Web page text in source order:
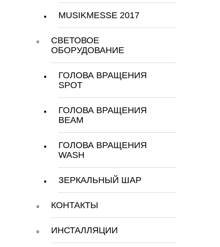
MUSIKMESSE 2017
СВЕТОВОЕ
ОБОРУДОВАНИЕ
ГОЛОВА ВРАЩЕНИЯ
SPOT
ГОЛОВА ВРАЩЕНИЯ
BEAM
ГОЛОВА ВРАЩЕНИЯ
WASH
ЗЕРКАЛЬНЫЙ ШАР
КОНТАКТЫ
ИНСТАЛЛЯЦИИ